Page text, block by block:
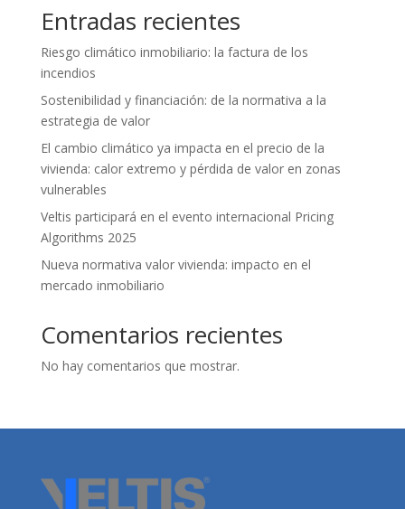
Entradas recientes
Riesgo climático inmobiliario: la factura de los
incendios
Sostenibilidad y financiación: de la normativa a la
estrategia de valor
El cambio climático ya impacta en el precio de la
vivienda: calor extremo y pérdida de valor en zonas
vulnerables
Veltis participará en el evento internacional Pricing
Algorithms 2025
Nueva normativa valor vivienda: impacto en el
mercado inmobiliario
Comentarios recientes
No hay comentarios que mostrar.